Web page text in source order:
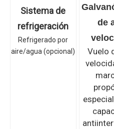
Sistema de
refrigeración
Refrigerado por
aire/agua (opcional)
de
Vuelo